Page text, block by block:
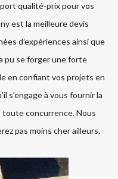
qualité-prix pour vos
est la meilleure devis
d’expériences ainsi que
pu se forger une forte
en confiant vos projets en
s’engage à vous fournir la
concurrence. Nous
pas moins cher ailleurs.